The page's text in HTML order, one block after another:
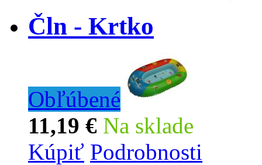
Čln - Krtko
Obľúbené
11,19 € Na sklade
Kúpiť Podrobnosti